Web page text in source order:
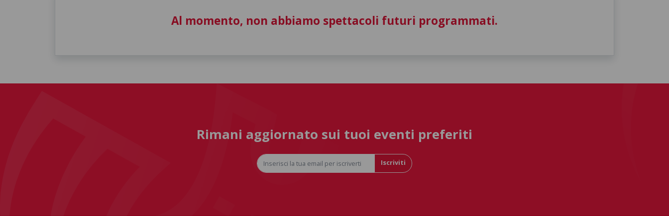
Al momento, non abbiamo spettacoli futuri programmati.
Rimani aggiornato sui tuoi eventi preferiti
Iscriviti